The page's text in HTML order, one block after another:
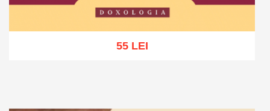
55 LEI